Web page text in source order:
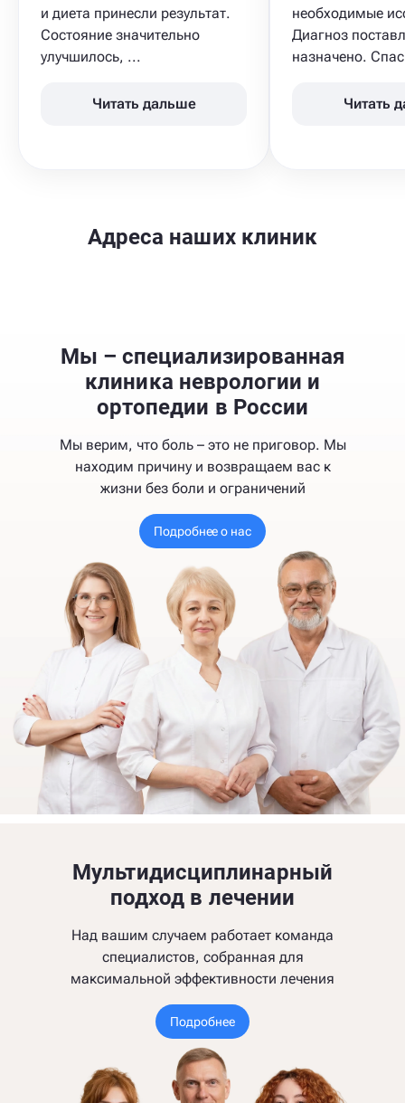
и диета принесли результат.
Состояние значительно
улучшилось, ...
Читать дальше
необходимые
Диагноз
назначено.
Читать
Адреса наших клиник
Мы – специализированная
клиника неврологии и
ортопедии в России
Мы верим, что боль – это не приговор. Мы
находим причину и возвращаем вас к
жизни без боли и ограничений
Подробнее о нас
Мультидисциплинарный
подход в лечении
Над вашим случаем работает команда
специалистов, собранная для
максимальной эффективности лечения
Подробнее